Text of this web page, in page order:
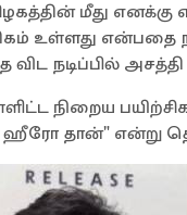
மீது
உள்ளது என்பதை
நடிப்பில் அசத்தி
நிறைய
ஹீரோ தான்" என்று